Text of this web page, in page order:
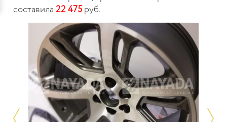
составила 22 475 руб.